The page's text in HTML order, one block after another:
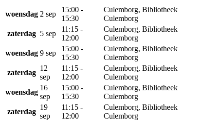
woensdag 2 sep
15:00 -
15:30
Culemborg, Bibliotheek
Culemborg
zaterdag 5 sep
11:15 -
12:00
Culemborg, Bibliotheek
Culemborg
woensdag 9 sep
15:00 -
15:30
Culemborg, Bibliotheek
Culemborg
zaterdag
12
sep
11:15 -
12:00
Culemborg, Bibliotheek
Culemborg
woensdag
16
sep
15:00 -
15:30
Culemborg, Bibliotheek
Culemborg
zaterdag
19
sep
11:15 -
12:00
Culemborg, Bibliotheek
Culemborg